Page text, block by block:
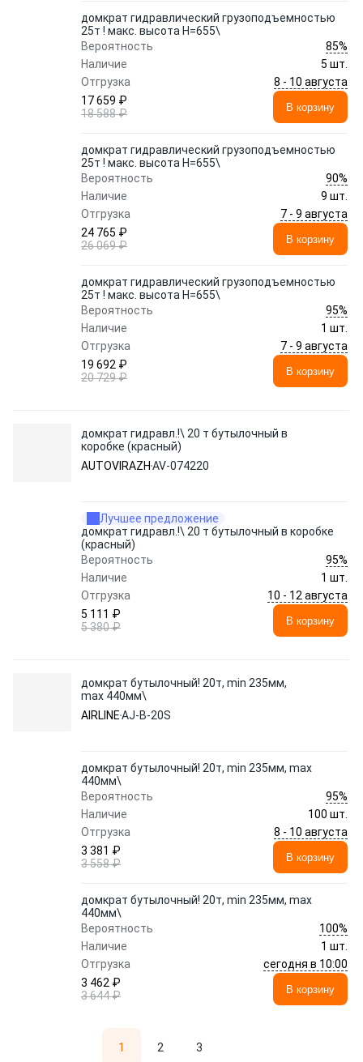
домкрат гидравлический грузоподъемностью
25т ! макс. высота Н=655\
Вероятность
85%
Наличие
5 шт.
Отгрузка
8 - 10 августа
17 659 ₽
18 588 ₽
В корзину
домкрат гидравлический грузоподъемностью
25т ! макс. высота Н=655\
Вероятность
90%
Наличие
9 шт.
Отгрузка
7 - 9 августа
24 765 ₽
26 069 ₽
В корзину
домкрат гидравлический грузоподъемностью
25т ! макс. высота Н=655\
Вероятность
95%
Наличие
1 шт.
Отгрузка
7 - 9 августа
19 692 ₽
20 729 ₽
В корзину
домкрат гидравл.!\ 20 т бутылочный в
коробке (красный)
AUTOVIRAZH AV-074220
Лучшее предложение
домкрат гидравл.!\ 20 т бутылочный в коробке
(красный)
Вероятность
95%
Наличие
1 шт.
Отгрузка
10 - 12 августа
5 111 ₽
5 380 ₽
В корзину
домкрат бутылочный! 20т, min 235мм,
max 440мм\
AIRLINEAJ-B-20S
домкрат бутылочный! 20т, min 235мм, max
440мм\
Вероятность
95%
Наличие
100 шт.
Отгрузка
8 - 10 августа
3 381 ₽
3 558 ₽
В корзину
домкрат бутылочный! 20т, min 235мм, max
440мм\
Вероятность
100%
Наличие
1 шт.
Отгрузка
сегодня в 10:00
3 462 ₽
3 644 ₽
В корзину
1 2 3